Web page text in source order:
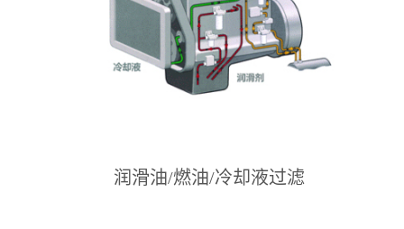
润滑油/燃油/冷却液过滤